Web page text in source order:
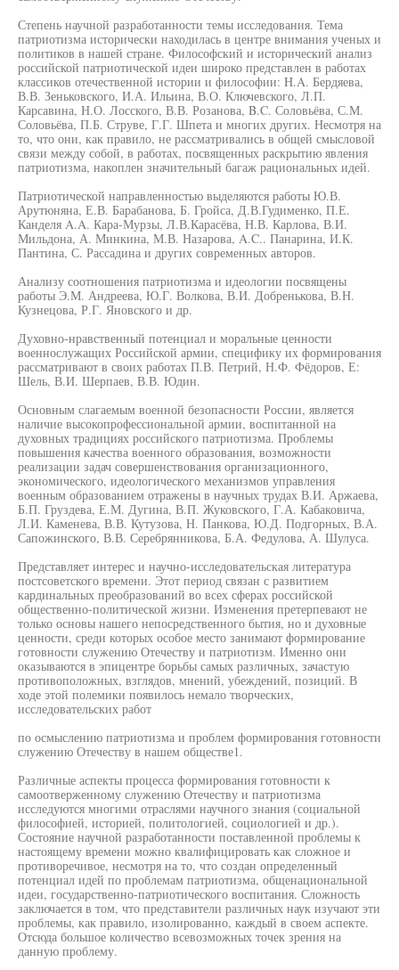
Степень научной разработанности темы исследования. Тема
патриотизма исторически находилась в центре внимания ученых и
политиков в нашей стране. Философский и исторический анализ
российской патриотической идеи широко представлен в работах
классиков отечественной истории и философии: H.A. Бердяева,
В.В. Зеньковского, И.А. Ильина, В.О. Ключевского, Л.П.
Карсавина, Н.О. Лосского, В.В. Розанова, B.C. Соловьёва, С.М.
Соловьёва, П.Б. Струве, Г.Г. Шпета и многих других. Несмотря на
то, что они, как правило, не рассматривались в общей смысловой
связи между собой, в работах, посвященных раскрытию явления
патриотизма, накоплен значительный багаж рациональных идей.
Патриотической направленностью выделяются работы Ю.В.
Арутюняна, Е.В. Барабанова, Б. Гройса, Д.В.Гудименко, П.Е.
Канделя A.A. Кара-Мурзы, Л.В.Карасёва, Н.В. Карлова, В.И.
Мильдона, А. Минкина, М.В. Назарова, A.C.. Панарина, И.К.
Пантина, С. Рассадина и других современных авторов.
Анализу соотношения патриотизма и идеологии посвящены
работы Э.М. Андреева, Ю.Г. Волкова, В.И. Добренькова, В.Н.
Кузнецова, Р.Г. Яновского и др.
Духовно-нравственный потенциал и моральные ценности
военнослужащих Российской армии, специфику их формирования
рассматривают в своих работах П.В. Петрий, Н.Ф. Фёдоров, Е:
Шель, В.И. Шерпаев, В.В. Юдин.
Основным слагаемым военной безопасности России, является
наличие высокопрофессиональной армии, воспитанной на
духовных традициях российского патриотизма. Проблемы
повышения качества военного образования, возможности
реализации задач совершенствования организационного,
экономического, идеологического механизмов управления
военным образованием отражены в научных трудах В.И. Аржаева,
Б.П. Груздева, Е.М. Дугина, В.П. Жуковского, Г.А. Кабаковича,
Л.И. Каменева, В.В. Кутузова, Н. Панкова, Ю.Д. Подгорных, В.А.
Сапожинского, В.В. Серебрянникова, Б.А. Федулова, А. Шулуса.
Представляет интерес и научно-исследовательская литература
постсоветского времени. Этот период связан с развитием
кардинальных преобразований во всех сферах российской
общественно-политической жизни. Изменения претерпевают не
только основы нашего непосредственного бытия, но и духовные
ценности, среди которых особое место занимают формирование
готовности служению Отечеству и патриотизм. Именно они
оказываются в эпицентре борьбы самых различных, зачастую
противоположных, взглядов, мнений, убеждений, позиций. В
ходе этой полемики появилось немало творческих,
исследовательских работ
по осмыслению патриотизма и проблем формирования готовности
служению Отечеству в нашем обществе1.
Различные аспекты процесса формирования готовности к
самоотверженному служению Отечеству и патриотизма
исследуются многими отраслями научного знания (социальной
философией, историей, политологией, социологией и др.).
Состояние научной разработанности поставленной проблемы к
настоящему времени можно квалифицировать как сложное и
противоречивое, несмотря на то, что создан определенный
потенциал идей по проблемам патриотизма, общенациональной
идеи, государственно-патриотического воспитания. Сложность
заключается в том, что представители различных наук изучают эти
проблемы, как правило, изолированно, каждый в своем аспекте.
Отсюда большое количество всевозможных точек зрения на
данную проблему.